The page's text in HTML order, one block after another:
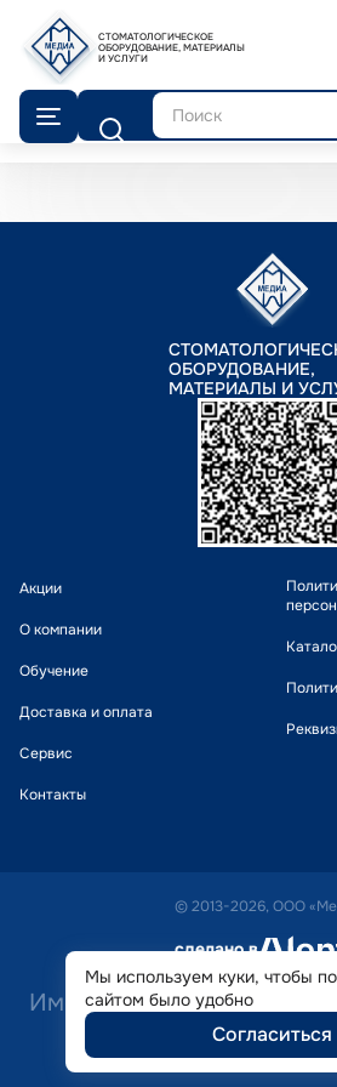
СТОМАТОЛОГИЧЕСКОЕ
ОБОРУДОВАНИЕ, МАТЕРИАЛЫ
И УСЛУГИ
Поиск
ОБОРУДОВАНИЕ,
МАТЕРИАЛЫ И
Акции
О компании
Обучение
Доставка и оплата
Сервис
Контакты
© 2013-2026, ООО
сделано в alente
Имеются
консультация
Мы используем куки, чтобы
сайтом было удобно
Согласиться